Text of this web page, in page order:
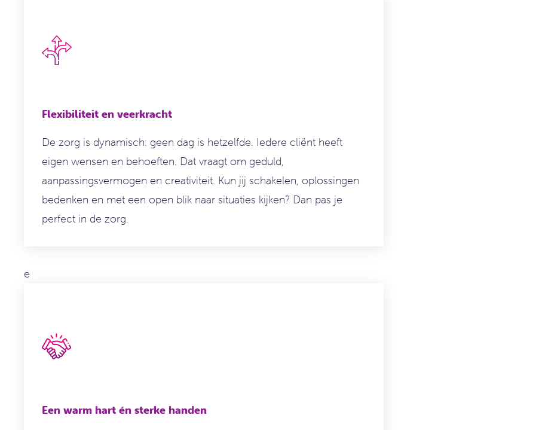
Flexibiliteit en veerkracht
De zorg is dynamisch: geen dag is hetzelfde. Iedere cliënt heeft
eigen wensen en behoeften. Dat vraagt om geduld,
aanpassingsvermogen en creativiteit. Kun jij schakelen, oplossingen
bedenken en met een open blik naar situaties kijken? Dan pas je
perfect in de zorg.
e
Een warm hart én sterke handen